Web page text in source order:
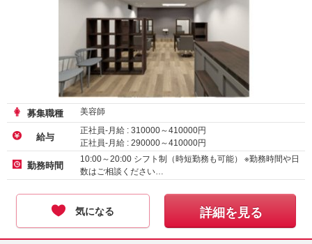
募集職種 美容師
給与
正社員-月給 : 310000～410000円
正社員-月給 : 290000～410000円
正社員-月給 :222300～ 258750円
勤務時間
10:00～20:00 シフト制（時短勤務も可能） ※勤務時間や日
数はご相談ください…
気になる 詳細を見る